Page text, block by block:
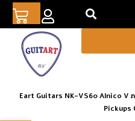
גיטרה חשמלית Eart Guitars NK-VS60 Alnico V
Pickups